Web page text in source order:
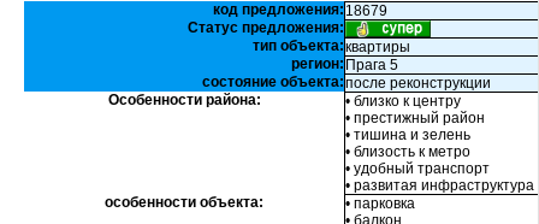
код предложения: 18679
Статус предложения:
тип объекта:квартиры
регион: Прага 5
состояние объекта:после реконструкции
Особенности района:
• близко к центру
• престижный район
• тишина и зелень
• близость к метро
• удобный транспорт
• развитая инфраструктура
особенности объекта:
• парковка
• балкон